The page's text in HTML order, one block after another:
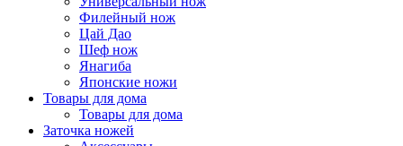
Филейный нож
Цай Дао
Шеф нож
Янагиба
Японские ножи
Товары для дома
Товары для дома
Заточка ножей